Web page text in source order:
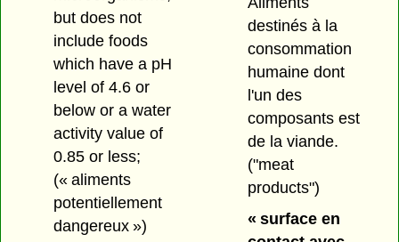
but does not
include foods
which have a pH
level of 4.6 or
below or a water
activity value of
0.85 or less;
(« aliments
potentiellement
dangereux »)
destinés à la
consommation
humaine dont
l'un des
composants est
de la viande.
("meat
products")
« surface en